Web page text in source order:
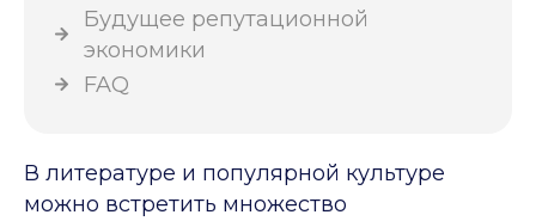
Будущее репутационной
экономики
FAQ
В литературе и популярной культуре
можно встретить множество